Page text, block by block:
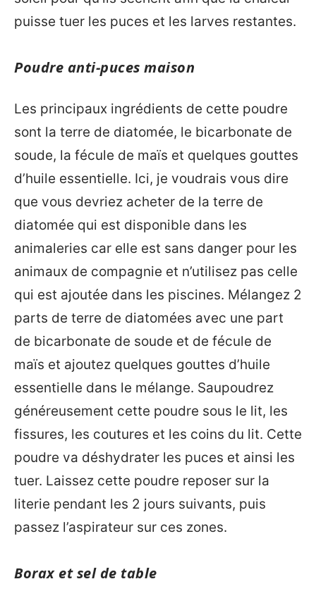
puisse tuer les puces et les larves restantes.
Poudre anti-puces maison
Les principaux ingrédients de cette poudre
sont la terre de diatomée, le bicarbonate de
soude, la fécule de maïs et quelques gouttes
d’huile essentielle. Ici, je voudrais vous dire
que vous devriez acheter de la terre de
diatomée qui est disponible dans les
animaleries car elle est sans danger pour les
animaux de compagnie et n’utilisez pas celle
qui est ajoutée dans les piscines. Mélangez 2
parts de terre de diatomées avec une part
de bicarbonate de soude et de fécule de
maïs et ajoutez quelques gouttes d’huile
essentielle dans le mélange. Saupoudrez
généreusement cette poudre sous le lit, les
fissures, les coutures et les coins du lit. Cette
poudre va déshydrater les puces et ainsi les
tuer. Laissez cette poudre reposer sur la
literie pendant les 2 jours suivants, puis
passez l’aspirateur sur ces zones.
Borax et sel de table